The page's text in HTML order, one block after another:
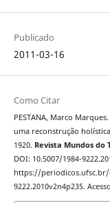
Publicado
2011-03-16
Como Citar
PESTANA, Marco
uma reconstrução
1920. Revista Mundos do
DOI: 10.5007/1984-
https://
9222.2010v2n4p235.